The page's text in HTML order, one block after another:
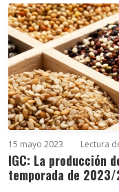
15 mayo 2023 Lectura
IGC: La producción
temporada de